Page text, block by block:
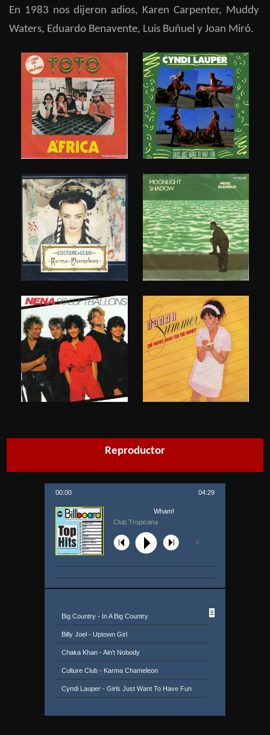
En 1983 nos dijeron adios, Karen Carpenter, Muddy
Waters, Eduardo Benavente, Luis Buñuel y Joan Miró.
Reproductor
00:00 04:29
Club Tropicana
Wham!
Big Country - In A Big Country
Billy Joel - Uptown Girl
Chaka Khan - Ain't Nobody
Culture Club - Karma Chameleon
Cyndi Lauper - Girls Just Want To Have Fun